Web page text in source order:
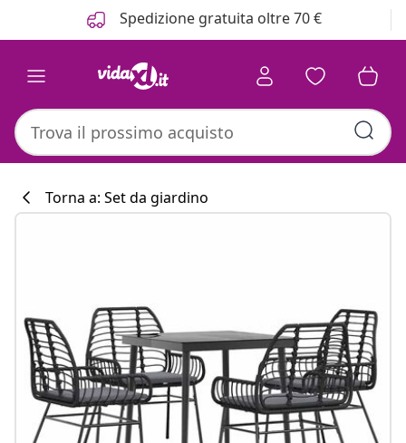
Spedizione gratuita oltre 70 €
Torna a: Set da giardino